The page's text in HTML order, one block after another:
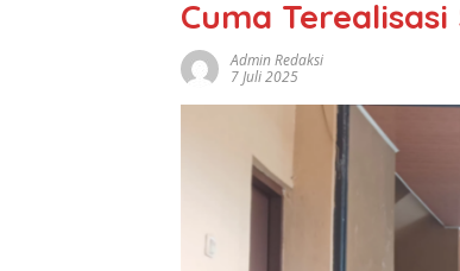
Cuma
Admin Redaksi
7 Juli 2025